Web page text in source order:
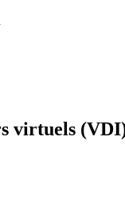
virtuels